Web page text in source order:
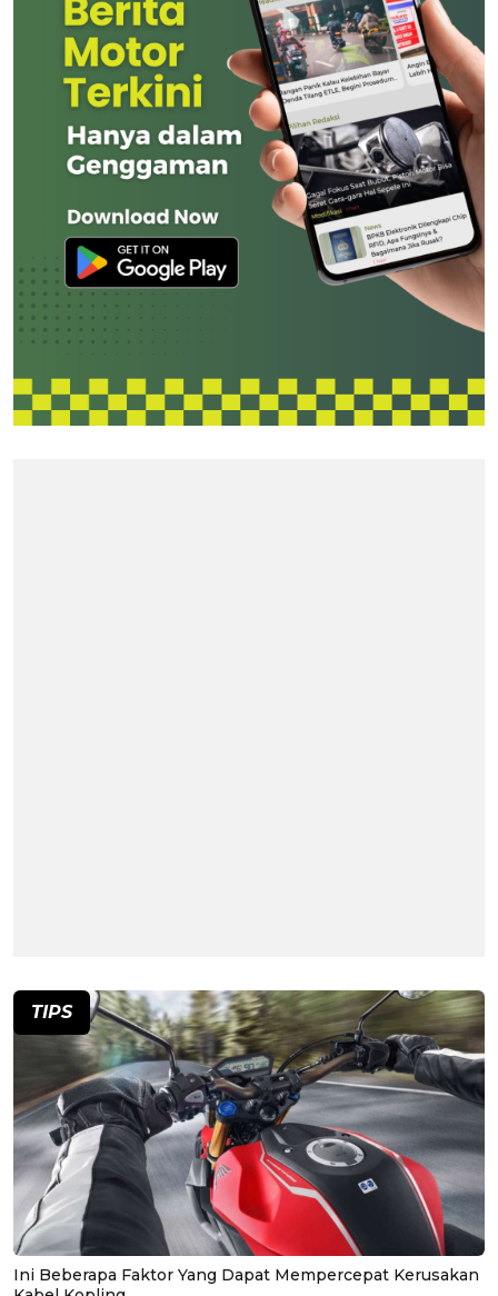
TIPS
Ini Beberapa Faktor Yang Dapat Mempercepat Kerusakan